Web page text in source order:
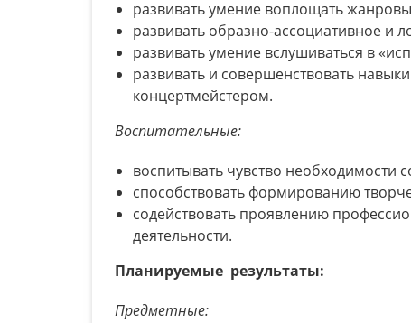
развивать умение воплощать
развивать образно-ассоциативное и
развивать умение вслушиваться в
развивать и совершенствовать
концертмейстером.
Воспитательные:
воспитывать чувство необходимости
способствовать формированию
содействовать проявлению
деятельности.
Планируемые результаты:
Предметные: